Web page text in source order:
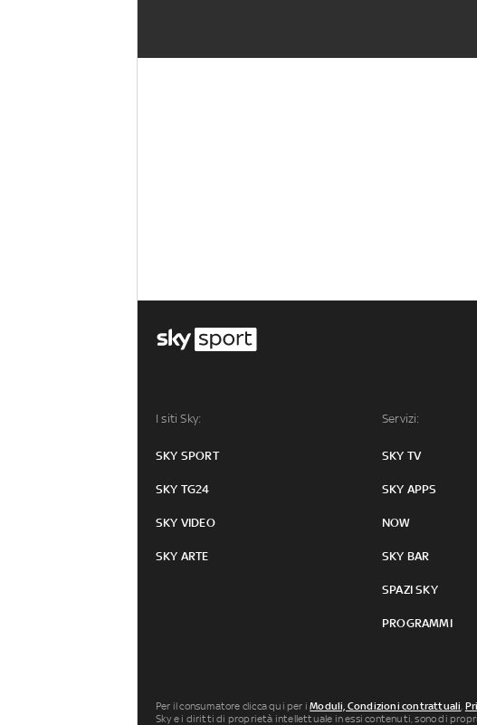
I siti Sky:
SKY SPORT
SKY TG24
SKY VIDEO
SKY ARTE
Servizi:
SKY TV
SKY APPS
NOW
SKY BAR
SPAZI SKY
PROGRAMMI
Per il consumatore clicca qui per iModuli, Condizioni contrattuali,
Sky e i diritti di proprietà intellettuale in essi contenuti, sono di